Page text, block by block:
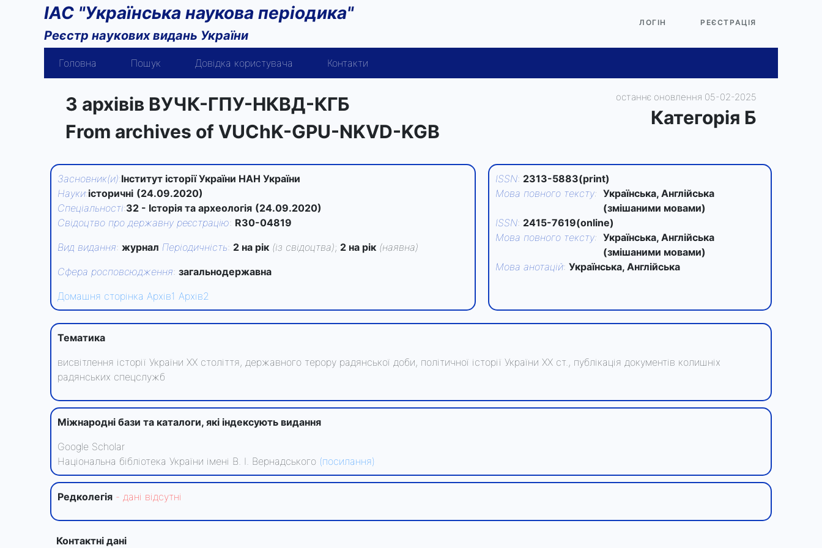
ІАС "Українська наукова періодика"
Реєстр наукових видань України
ЛОГІН РЕЄСТРАЦІЯ
Головна Пошук Довідка користувача Контакти
З архівів ВУЧК-ГПУ-НКВД-КГБ
From archives of VUChK-GPU-NKVD-KGB
останнє оновлення 05-02-2025
Категорiя Б
Засновник(и):Інститут історії України НАН України
Науки:історичні (24.09.2020)
Спеціальності:32 - Історія та археологія (24.09.2020)
Свідоцтво про державну реєстрацію: R30-04819
Вид видання: журнал Періодичність: 2 на рік (із свідоцтва); 2 на рік (наявна)
Сфера росповсюдження: загальнодержавна
Домашня сторінка Архів1 Архів2
ISSN: 2313-5883(print)
Мова повного тексту: Українська, Англійська
(змішаними мовами)
ISSN: 2415-7619(online)
Мова повного тексту: Українська, Англійська
(змішаними мовами)
Мова анотацій: Українська, Англійська
Тематика
висвітлення історії України ХХ століття, державного терору радянської доби, політичної історії України ХХ ст., публікація документів колишніх
радянських спецслужб
Міжнародні бази та каталоги, які індексують видання
Google Scholar
Національна бібліотека України імені В. І. Вернадського (посилання)
Редколегiя - данi вiдсутнi
Контактні дані